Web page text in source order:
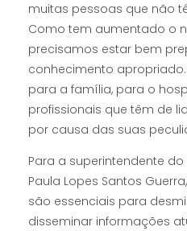
muitas pessoas que não
Como tem aumentado o
precisamos estar bem
conhecimento
para a família, para o
profissionais que têm de
por causa das suas
Para a superintendente do
Paula Lopes Santos
são essenciais para
disseminar informações